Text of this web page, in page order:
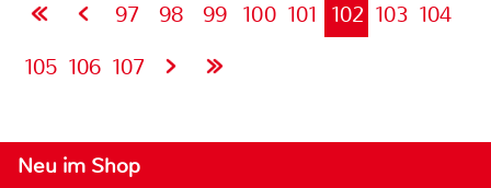
97 98 99 100 101 102 103 104
105 106 107
Neu im Shop